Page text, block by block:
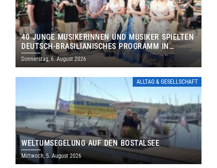
40 JUNGE MUSIKERINNEN UND MUSIKER SPIELTEN
DEUTSCH-BRASILIANISCHES PROGRAMM IN
THOLEY
Donnerstag, 6. August 2026
ALLTAG & GESELLSCHAFT
WELTUMSEGELUNG AUF DEN BOSTALSEE
Mittwoch, 5. August 2026